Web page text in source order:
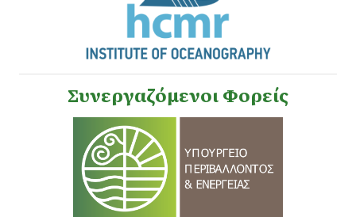
Συνεργαζόμενοι Φορείς